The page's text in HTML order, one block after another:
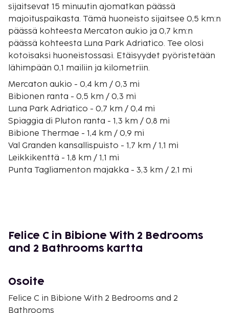
sijaitsevat 15 minuutin ajomatkan päässä
majoituspaikasta. Tämä huoneisto sijaitsee 0,5 km:n
päässä kohteesta Mercaton aukio ja 0,7 km:n
päässä kohteesta Luna Park Adriatico. Tee olosi
kotoisaksi huoneistossasi. Etäisyydet pyöristetään
lähimpään 0,1 mailiin ja kilometriin.
Mercaton aukio - 0,4 km / 0,3 mi
Bibionen ranta - 0,5 km / 0,3 mi
Luna Park Adriatico - 0,7 km / 0,4 mi
Spiaggia di Pluton ranta - 1,3 km / 0,8 mi
Bibione Thermae - 1,4 km / 0,9 mi
Val Granden kansallispuisto - 1,7 km / 1,1 mi
Leikkikenttä - 1,8 km / 1,1 mi
Punta Tagliamenton majakka - 3,3 km / 2,1 mi
Parco Avventura Unicef - 9,6 km / 6 mi
Mercadon markkinat - 9,7 km / 6 mi
Trieste, Italia (TRS-Trieste – Friuli Venezia Giulia) -
65,5 km / 40,7 mi
Marco Polon lentokenttä (VCE) - 78,9 km / 49 mi
Felice C in Bibione With 2 Bedrooms
and 2 Bathrooms kartta
Osoite
Felice C in Bibione With 2 Bedrooms and 2
Bathrooms